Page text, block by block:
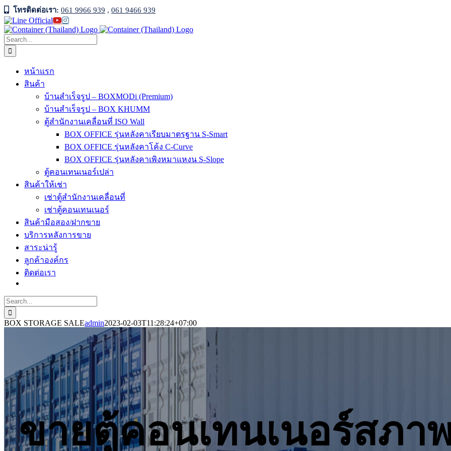
Skip
to
content
โทรติดต่อเรา: 061 9966 939 , 061 9466 939
Facebook
Line
Official
YouTube
Instagram
Search
for:
หน้าแรก
สินค้า
บ้านสำเร็จรูป – BOXMODi (Premium)
บ้านสำเร็จรูป – BOX KHUMM
ตู้สำนักงานเคลื่อนที่ ISO Wall
BOX OFFICE รุ่นหลังคาเรียบมาตรฐาน S-Smart
BOX OFFICE รุ่นหลังคาโค้ง C-Curve
BOX OFFICE รุ่นหลังคาเพิงหมาแหงน S-Slope
ตู้คอนเทนเนอร์เปล่า
สินค้าให้เช่า
เช่าตู้สำนักงานเคลื่อนที่
เช่าตู้คอนเทนเนอร์
สินค้ามือสอง/ฝากขาย
บริการหลังการขาย
สาระน่ารู้
ลูกค้าองค์กร
ติดต่อเรา
Search
for:
BOX STORAGE SALEadmin2023-02-03T11:28:24+07:00
ขายตู้คอนเทนเนอร์สภา